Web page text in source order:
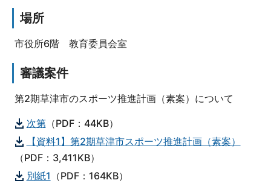
場所
市役所6階 教育委員会室
審議案件
第2期草津市のスポーツ推進計画（素案）について
次第（PDF：44KB）
【資料1】第2期草津市スポーツ推進計画（素案）
（PDF：3,411KB）
別紙1 （PDF：164KB）